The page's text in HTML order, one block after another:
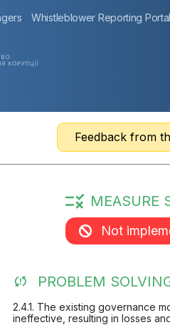
Whistleblower Reporting Portal
Feedback from
MEASURE
Not
PROBLEM
2.4.1. The existing governance
ineffective, resulting in losses